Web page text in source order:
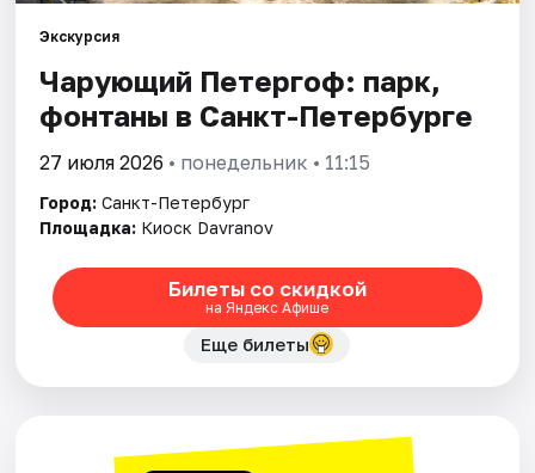
Экскурсия
Чарующий Петергоф: парк,
фонтаны в Санкт-Петербурге
27 июля 2026 • понедельник • 11:15
Город: Санкт-Петербург
Площадка: Киоск Davranov
Билеты со скидкой
на Яндекс Афише
Еще билеты